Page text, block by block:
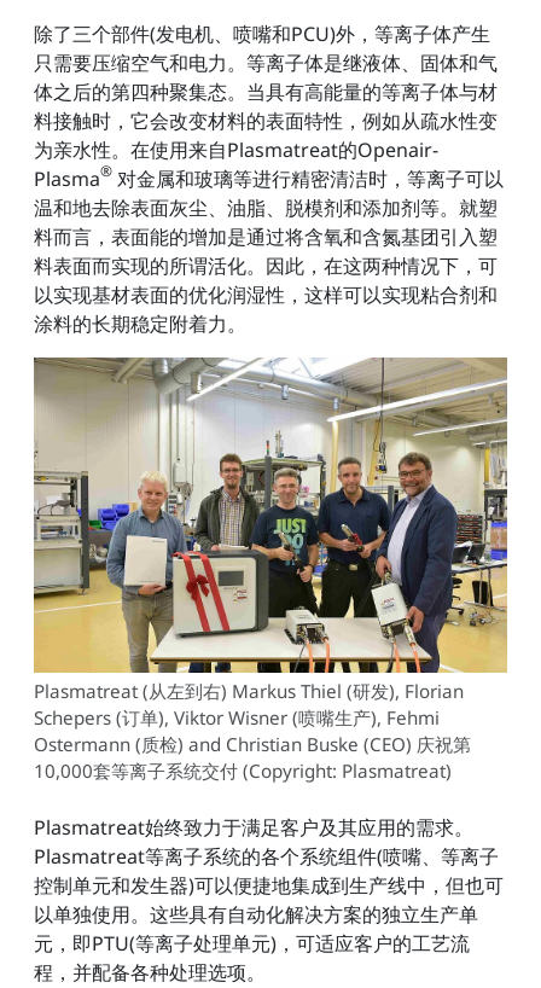
除了三个部件(发电机、喷嘴和PCU)外，等离子体产生
只需要压缩空气和电力。等离子体是继液体、固体和气
体之后的第四种聚集态。当具有高能量的等离子体与材
料接触时，它会改变材料的表面特性，例如从疏水性变
为亲水性。在使用来自Plasmatreat的Openair-
Plasma® 对金属和玻璃等进行精密清洁时，等离子可以
温和地去除表面灰尘、油脂、脱模剂和添加剂等。就塑
料而言，表面能的增加是通过将含氧和含氮基团引入塑
料表面而实现的所谓活化。因此，在这两种情况下，可
以实现基材表面的优化润湿性，这样可以实现粘合剂和
涂料的长期稳定附着力。
Plasmatreat (从左到右) Markus Thiel (研发), Florian
Schepers (订单), Viktor Wisner (喷嘴生产), Fehmi
Ostermann (质检) and Christian Buske (CEO) 庆祝第
10,000套等离子系统交付 (Copyright: Plasmatreat)
Plasmatreat始终致力于满足客户及其应用的需求。
Plasmatreat等离子系统的各个系统组件(喷嘴、等离子
控制单元和发生器)可以便捷地集成到生产线中，但也可
以单独使用。这些具有自动化解决方案的独立生产单
元，即PTU(等离子处理单元)，可适应客户的工艺流
程，并配备各种处理选项。